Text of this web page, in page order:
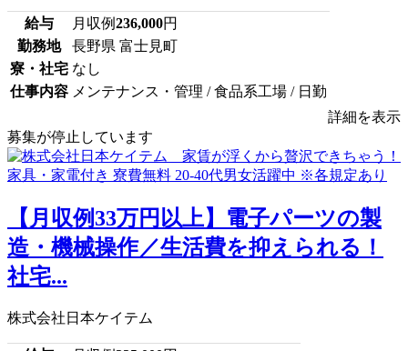
給与 月収例236,000円
勤務地
長野県 富士見町
寮・社宅 なし
仕事内容 メンテナンス・管理 / 食品系工場 / 日勤
詳細を表示
募集が停止しています
【月収例33万円以上】電子パーツの製
造・機械操作／生活費を抑えられる！
社宅...
株式会社日本ケイテム